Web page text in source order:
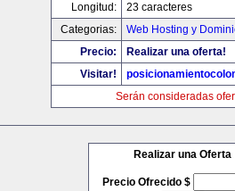
Longitud:
23 caracteres
Categorias:
Web Hosting y
Precio:
Realizar una oferta!
Visitar!
Serán consideradas
Realizar una Oferta
Precio Ofrecido $